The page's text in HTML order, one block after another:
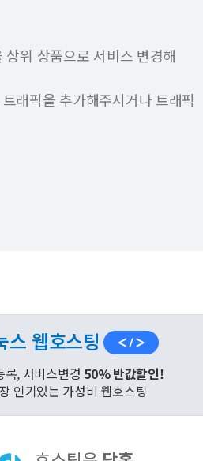
위 상품으로 서비스 변경해
래픽을 추가해주시거나 트래픽
스 웹호스팅
록, 서비스변경 50% 반값할인!
인기있는 가성비 웹호스팅